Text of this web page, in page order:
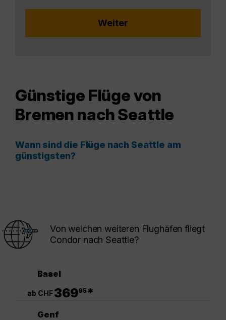
Günstige Flüge von
Bremen nach Seattle
Wann sind die Flüge nach Seattle am
günstigsten?
Von welchen weiteren Flughäfen fliegt
Condor nach Seattle?
Basel
ab CHF36995*
Genf